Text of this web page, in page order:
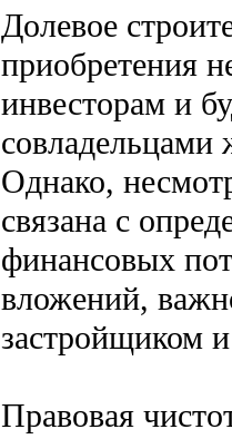
Долевое
приобретения
инвесторам и
совладельцами
Однако,
связана с
финансовых
вложений,
застройщиком
Правовая